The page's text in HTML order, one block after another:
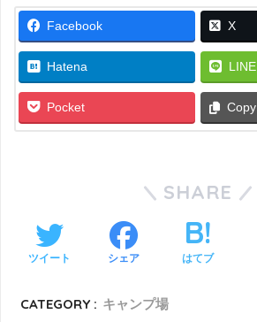
Facebook X
Hatena LINE
Pocket Copy
SHARE
ツイート シェア はてブ
CATEGORY : キャンプ場